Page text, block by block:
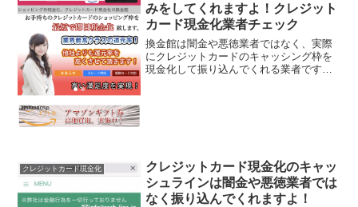
みをしてくれますよ！クレジット
カード現金化業者チェック
換金館は闇金や悪徳業者ではなく、実際
にクレジットカードのキャッシング枠を
現金化して振り込んでくれる業者です
クレジットカード現金化
クレジットカード現金化のキャッ
シュラインは闇金や悪徳業者では
なく振り込んでくれますよ！